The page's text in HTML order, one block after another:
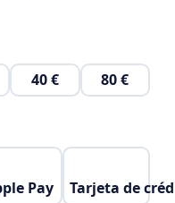
40 € 80 €
Pay Tarjeta de